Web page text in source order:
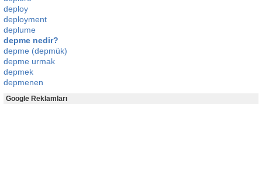
deploy
deployment
deplume
depme nedir?
depme (depmük)
depme urmak
depmek
depmenen
Google Reklamları